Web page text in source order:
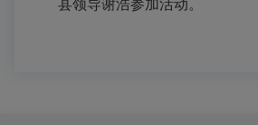
县领导谢浩参加活动。